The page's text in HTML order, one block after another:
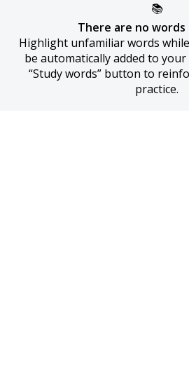
📚
There are no
Highlight unfamiliar words
be automatically added to
“Study words” button to
practice.